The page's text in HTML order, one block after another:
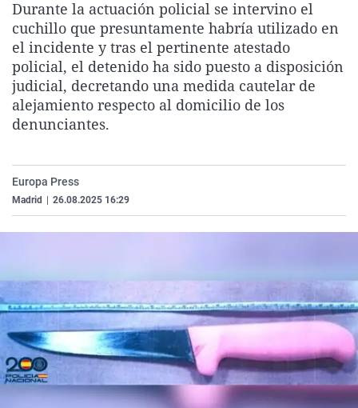
La rosa de los vientos
Gente viajera
Como el perro y el
Caso
Retornados
Equipo de
Operación Viuda
Extremadura
Galicia
La Rioja
Navarra
Virales
Televisión
Elecciones
Durante la actuación policial se intervino el
cuchillo que presuntamente habría utilizado en
el incidente y tras el pertinente atestado
policial, el detenido ha sido puesto a disposición
judicial, decretando una medida cautelar de
alejamiento respecto al domicilio de los
denunciantes.
Europa Press
Madrid 26.08.2025 16:29